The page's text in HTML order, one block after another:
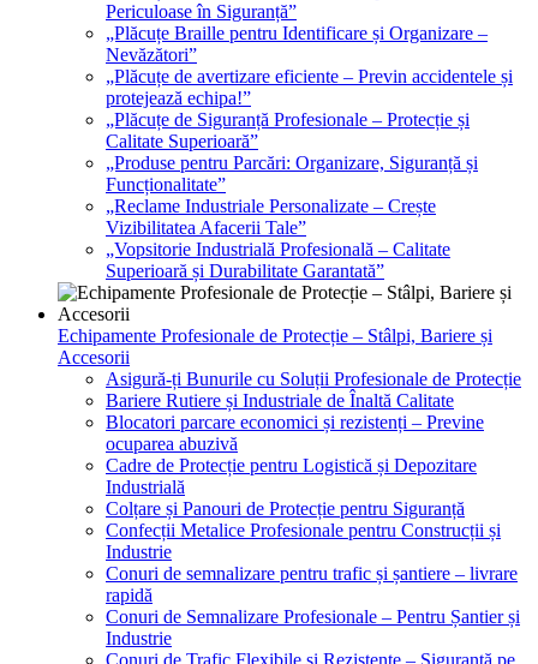
Periculoase în Siguranță”
„Plăcuțe Braille pentru Identificare și Organizare –
Nevăzători”
„Plăcuțe de avertizare eficiente – Previn accidentele și
protejează echipa!”
„Plăcuțe de Siguranță Profesionale – Protecție și
Calitate Superioară”
„Produse pentru Parcări: Organizare, Siguranță și
Funcționalitate”
„Reclame Industriale Personalizate – Crește
Vizibilitatea Afacerii Tale”
„Vopsitorie Industrială Profesională – Calitate
Superioară și Durabilitate Garantată”
Echipamente Profesionale de Protecție – Stâlpi, Bariere și
Accesorii
Asigură-ți Bunurile cu Soluții Profesionale de Protecție
Bariere Rutiere și Industriale de Înaltă Calitate
Blocatori parcare economici și rezistenți – Previne
ocuparea abuzivă
Cadre de Protecție pentru Logistică și Depozitare
Industrială
Colțare și Panouri de Protecție pentru Siguranță
Confecții Metalice Profesionale pentru Construcții și
Industrie
Conuri de semnalizare pentru trafic și șantiere – livrare
rapidă
Conuri de Semnalizare Profesionale – Pentru Șantier și
Industrie
Conuri de Trafic Flexibile și Rezistente – Siguranță pe